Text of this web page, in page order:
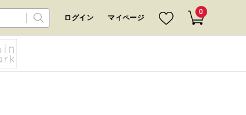
ログイン マイページ
0